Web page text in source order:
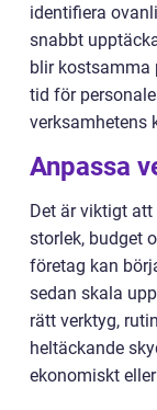
identifiera
snabbt
blir kostsamma
tid för
verksamhetens
Anpassa
Det är viktigt
storlek, budget
företag kan
sedan skala
rätt verktyg,
heltäckande
ekonomiskt